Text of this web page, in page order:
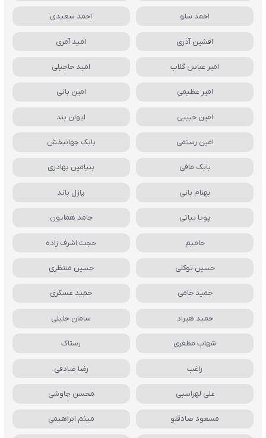
احمد سلو احمد سعیدی
افشین آذری امید آمری
امیر عباس گلاب امید حاجیلی
امیر عظیمی امین بانی
امین حبیبی ایوان بند
امین رستمی بابک جهانبخش
بابک مافی بنیامین بهادری
بهنام بانی پازل باند
پویا بیاتی حامد همایون
حامیم حجت اشرف زاده
حسین توکلی حسین منتظری
حمید حامی حمید عسکری
حمید هیراد سامان جلیلی
شهاب مظفری رستاک
راغب رضا صادقی
علی لهراسبی محسن چاوشی
مسعود صادقلو میثم ابراهیمی